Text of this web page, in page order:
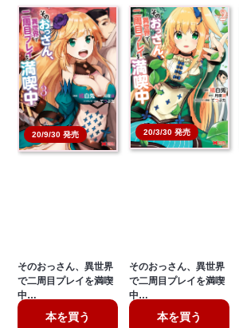
20/9/30 発売
そのおっさん、異世界
で二周目プレイを満喫
中…
本を買う
20/3/30 発売
そのおっさん、異世界
で二周目プレイを満喫
中…
本を買う